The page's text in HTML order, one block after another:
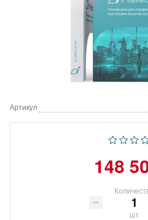
Артикул
148
шт